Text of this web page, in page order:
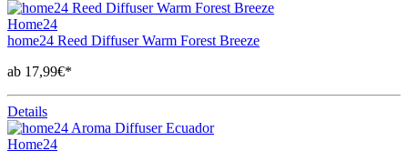
Home24
home24 Reed Diffuser Warm Forest Breeze
ab 17,99€*
Details
Home24